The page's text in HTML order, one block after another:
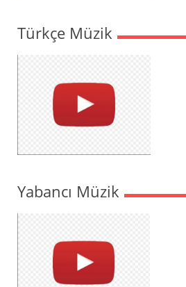
Türkçe Müzik
Yabancı Müzik